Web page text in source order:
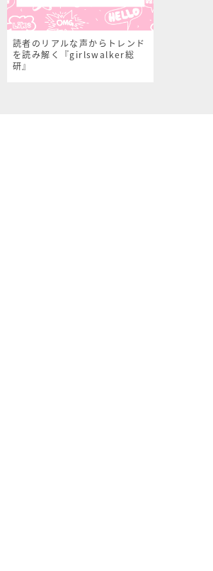
読者のリアルな声からトレンド
を読み解く『girlswalker総
研』